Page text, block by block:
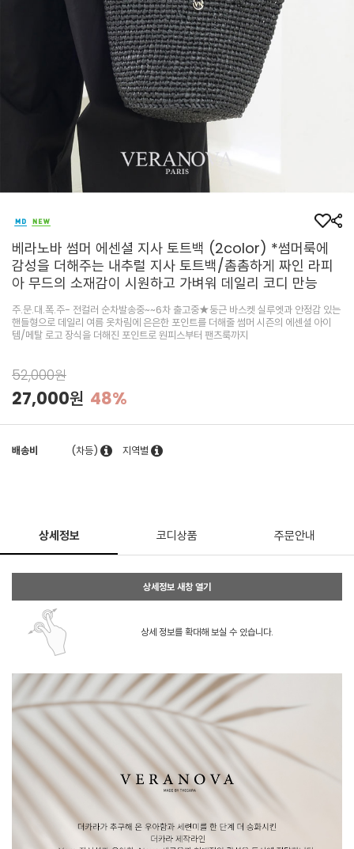
베라노바 썸머 에센셜 지사 토트백 (2color) *썸머룩에
감성을 더해주는 내추럴 지사 토트백/촘촘하게 짜인 라피
아 무드의 소재감이 시원하고 가벼워 데일리 코디 만능
주.문.대.폭.주- 전컬러 순차발송중~~6차 출고중★둥근 바스켓 실루엣과 안정감 있는
핸들형으로 데일리 여름 옷차림에 은은한 포인트를 더해줄 썸머 시즌의 에센셜 아이
템/메탈 로고 장식을 더해진 포인트로 원피스부터 팬츠룩까지
52,000원
27,000원 48%
배송비 (차등) 지역별
상세정보 코디상품 주문안내
상세정보 새창 열기
상세 정보를 확대해 보실 수 있습니다.